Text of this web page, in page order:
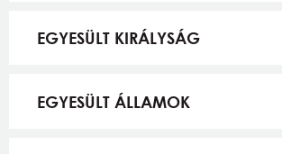
EGYESÜLT KIRÁLYSÁG
EGYESÜLT ÁLLAMOK